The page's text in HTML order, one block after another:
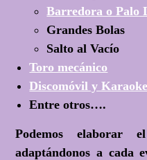
Barredora o Palo
Grandes Bolas
Salto al Vacío
Toro mecánico
Discomóvil y Karaoke
Entre otros….
Podemos elaborar
adaptándonos a cada